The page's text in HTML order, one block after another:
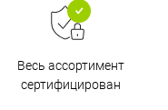
Весь ассортимент
сертифицирован